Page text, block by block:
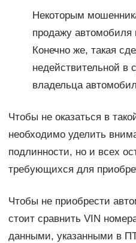
Некоторым
продажу
Конечно же, такая
недействительной в
владельца
Чтобы не оказаться в
необходимо уделить
подлинности, но и всех
требующихся для
Чтобы не приобрести
стоит сравнить VIN
данными, указанными в